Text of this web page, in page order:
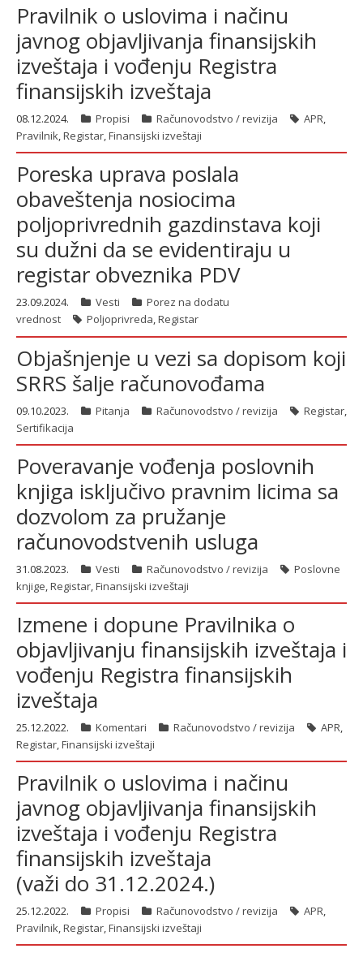
Pravilnik o uslovima i načinu
javnog objavljivanja finansijskih
izveštaja i vođenju Registra
finansijskih izveštaja
08.12.2024. Propisi Računovodstvo / revizija APR,
Pravilnik,Registar,Finansijski izveštaji
Poreska uprava poslala
obaveštenja nosiocima
poljoprivrednih gazdinstava koji
su dužni da se evidentiraju u
registar obveznika PDV
23.09.2024. Vesti
Porez na dodatu
vrednost
Poljoprivreda,Registar
Objašnjenje u vezi sa dopisom koji
SRRS šalje računovođama
09.10.2023. Pitanja Računovodstvo / revizija Registar,
Sertifikacija
Poveravanje vođenja poslovnih
knjiga isključivo pravnim licima sa
dozvolom za pružanje
računovodstvenih usluga
31.08.2023. Vesti Računovodstvo / revizija
Poslovne
knjige,Registar,Finansijski izveštaji
Izmene i dopune Pravilnika o
objavljivanju finansijskih izveštaja i
vođenju Registra finansijskih
izveštaja
25.12.2022. Komentari Računovodstvo / revizija APR,
Registar,Finansijski izveštaji
Pravilnik o uslovima i načinu
javnog objavljivanja finansijskih
izveštaja i vođenju Registra
finansijskih izveštaja
(važi do 31.12.2024.)
25.12.2022. Propisi Računovodstvo / revizija APR,
Pravilnik,Registar,Finansijski izveštaji